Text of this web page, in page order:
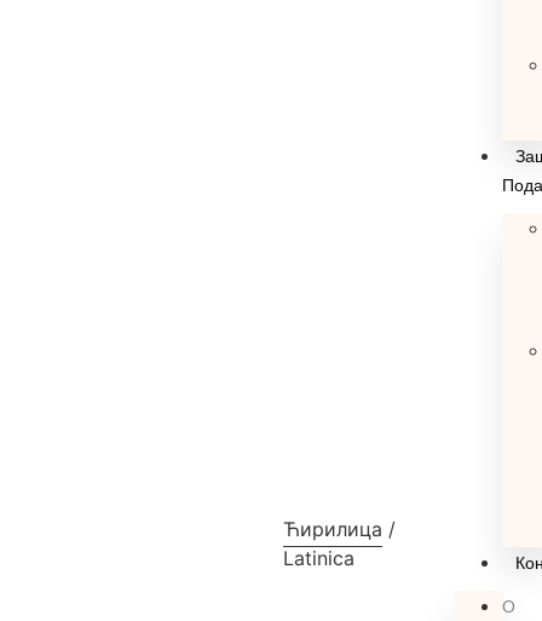
Ћирилица /
Latinica
О